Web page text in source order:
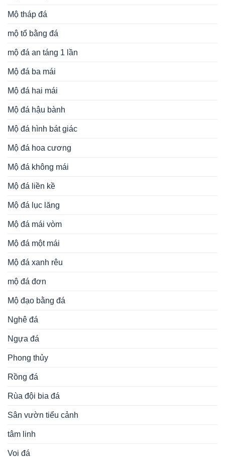
Mộ tháp đá
mộ tổ bằng đá
mộ đá an táng 1 lần
Mộ đá ba mái
Mộ đá hai mái
Mộ đá hậu bành
Mộ đá hình bát giác
Mộ đá hoa cương
Mộ đá không mái
Mộ đá liền kề
Mộ đá lục lăng
Mộ đá mái vòm
Mộ đá một mái
Mộ đá xanh rêu
mộ đá đơn
Mộ đạo bằng đá
Nghê đá
Ngựa đá
Phong thủy
Rồng đá
Rùa đội bia đá
Sân vườn tiểu cảnh
tâm linh
Voi đá